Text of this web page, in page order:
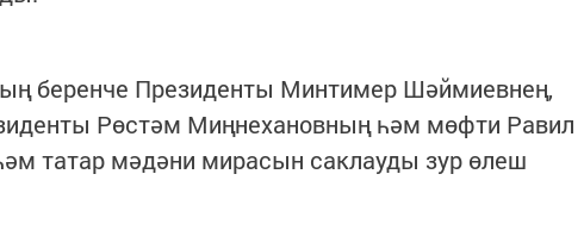
беренче Президенты Минтимер Шәймиевнең,
Рөстәм Миңнехановның һәм мөфти Равил
татар мәдәни мирасын саклауды зур өлеш